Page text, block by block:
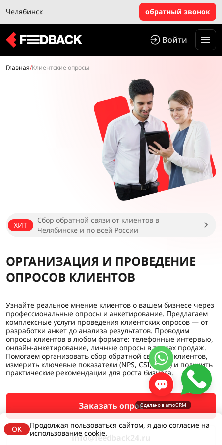
Челябинск обратный звонок
Войти
Главная/Клиентские опросы
ХИТ
Сбор обратной связи от клиентов в
Челябинске и по всей России
ОРГАНИЗАЦИЯ И ПРОВЕДЕНИЕ
ОПРОСОВ КЛИЕНТОВ
Узнайте реальное мнение клиентов о вашем бизнесе через
профессиональные опросы и анкетирование. Предлагаем
комплексные услуги проведения клиентских опросов — от
разработки анкет до анализа результатов. Проводим
опросы клиентов в любом формате: телефонные интервью,
онлайн-анкетирование, личные опросы в точках продаж.
Помогаем организовать сбор обратной связи от клиентов,
измерить ключевые показатели (NPS, CSI, CSAT) и получить
практические рекомендации для роста бизнеса.
Заказать опрос
info@feedback24.ru
OK
Продолжая пользоваться сайтом, я даю согласие на
использование cookie.
Сделано в amoCRM